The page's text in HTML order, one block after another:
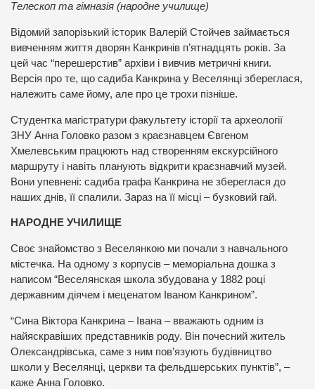
Телескоп та гімназія (народне училище)
Відомий запорізький історик Валерій Стойчев займається
вивченням життя дворян Канкринів п’ятнадцять років. За
цей час “перешерстив” архіви і вивчив метричні книги.
Версія про те, що садиба Канкрина у Веселянці збереглася,
належить саме йому, але про це трохи пізніше.
Студентка магістратури факультету історії та археології
ЗНУ Анна Головко разом з краєзнавцем Євгеном
Хмелевським працюють над створенням екскурсійного
маршруту і навіть планують відкрити краєзнавчий музей.
Вони упевнені: садиба графа Канкрина не збереглася до
наших днів, її спалили. Зараз на її місці – бузковий гай.
НАРОДНЕ УЧИЛИЩЕ
Своє знайомство з Веселянкою ми почали з навчального
містечка. На одному з корпусів – меморіальна дошка з
написом “Веселянская школа збудована у 1882 році
державним діячем і меценатом Іваном Канкрином”.
“Сина Віктора Канкрина – Івана – вважають одним із
найяскравіших представників роду. Він почесний житель
Олександрівська, саме з ним пов’язують будівництво
школи у Веселянці, церкви та фельдшерських пунктів”, –
каже Анна Головко.